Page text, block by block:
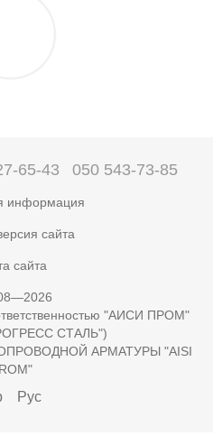
65-43 050 543-73-85
информация
сайта
сайта
"АИСИ ПРОМ"
СТАЛЬ")
АРМАТУРЫ "AISI
Рус